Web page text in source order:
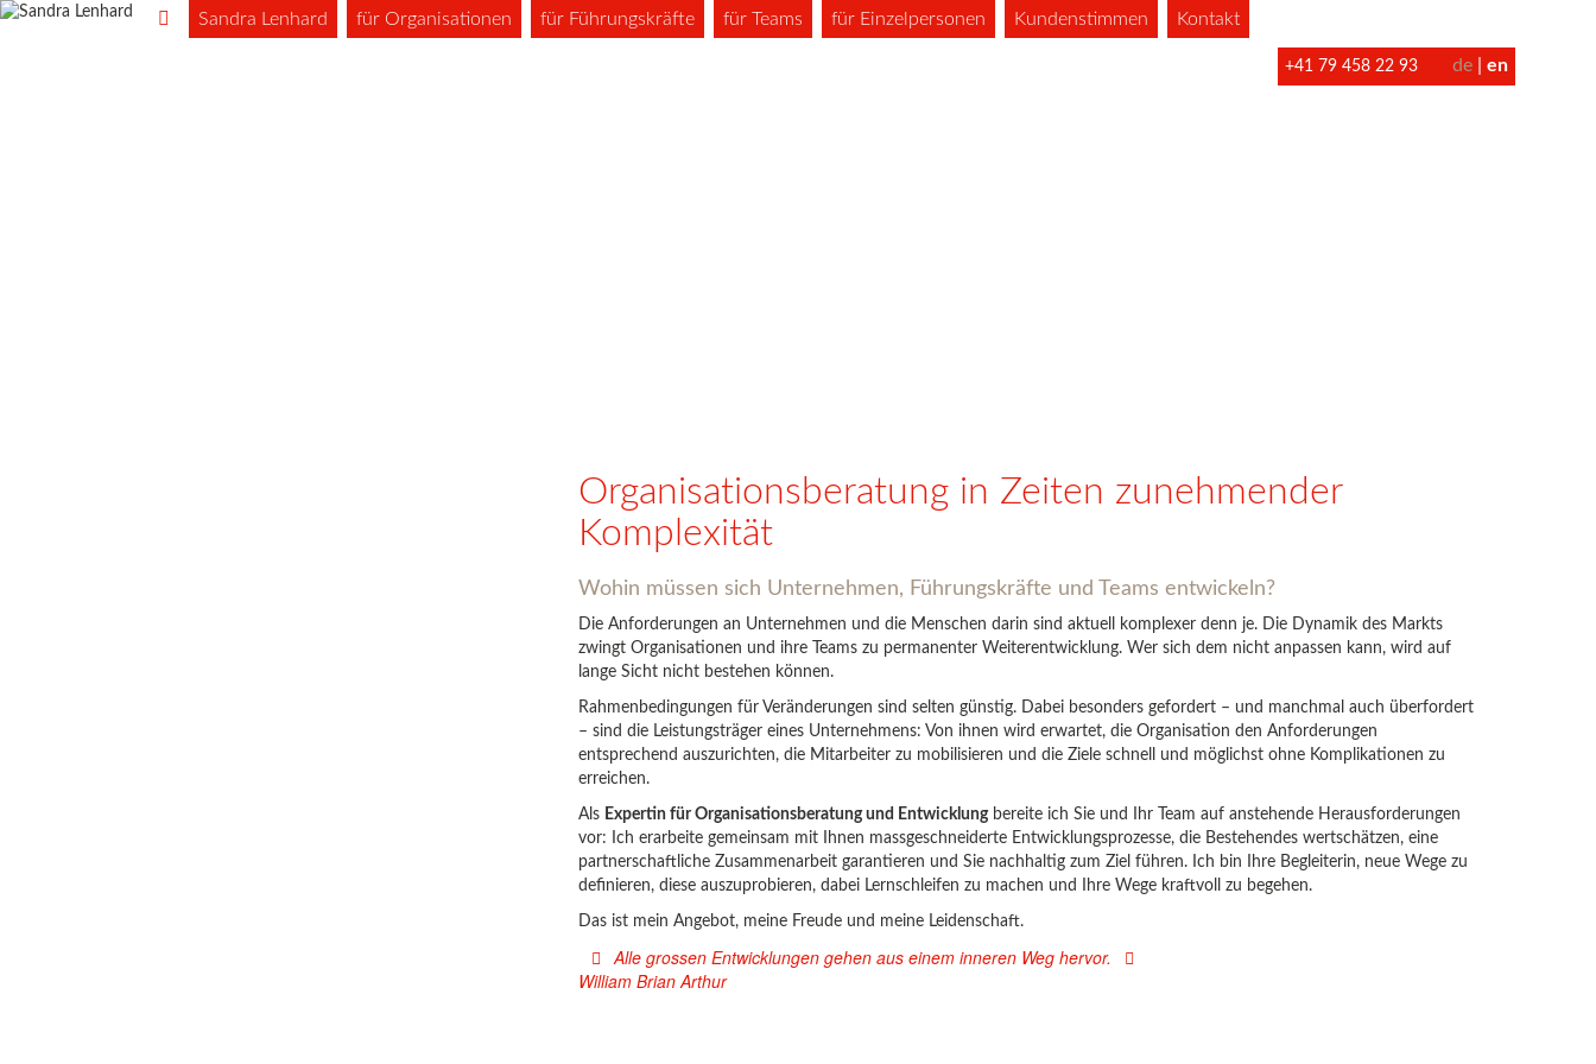
Sandra Lenhard für Organisationen für Führungskräfte für Teams für Einzelpersonen Kundenstimmen Kontakt
+41 79 458 22 93 de en
Organisationsberatung in Zeiten zunehmender
Komplexität
Wohin müssen sich Unternehmen, Führungskräfte und Teams entwickeln?
Die Anforderungen an Unternehmen und die Menschen darin sind aktuell komplexer denn je. Die Dynamik des Markts
zwingt Organisationen und ihre Teams zu permanenter Weiterentwicklung. Wer sich dem nicht anpassen kann, wird auf
lange Sicht nicht bestehen können.
Rahmenbedingungen für Veränderungen sind selten günstig. Dabei besonders gefordert – und manchmal auch überfordert
– sind die Leistungsträger eines Unternehmens: Von ihnen wird erwartet, die Organisation den Anforderungen
entsprechend auszurichten, die Mitarbeiter zu mobilisieren und die Ziele schnell und möglichst ohne Komplikationen zu
erreichen.
Als Expertin für Organisationsberatung und Entwicklungbereite ich Sie und Ihr Team auf anstehende Herausforderungen
vor: Ich erarbeite gemeinsam mit Ihnen massgeschneiderte Entwicklungsprozesse, die Bestehendes wertschätzen, eine
partnerschaftliche Zusammenarbeit garantieren und Sie nachhaltig zum Ziel führen. Ich bin Ihre Begleiterin, neue Wege zu
definieren, diese auszuprobieren, dabei Lernschleifen zu machen und Ihre Wege kraftvoll zu begehen.
Das ist mein Angebot, meine Freude und meine Leidenschaft.
Alle grossen Entwicklungen gehen aus einem inneren Weg hervor.
William Brian Arthur